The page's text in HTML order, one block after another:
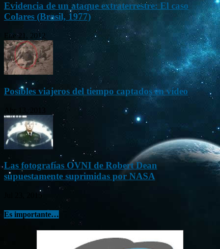
Evidencia de un ataque extraterrestre: El caso
Colares (Brasil, 1977)
Ene 21, 2012
Posibles viajeros del tiempo captados en vídeo
Las fotografías OVNI de Robert Dean
supuestamente suprimidas por NASA
Jul 23, 2015
Es importante…